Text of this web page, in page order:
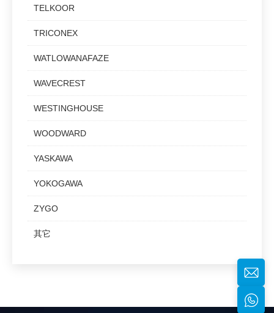
TELKOOR
TRICONEX
WATLOWANAFAZE
WAVECREST
WESTINGHOUSE
WOODWARD
YASKAWA
YOKOGAWA
ZYGO
其它